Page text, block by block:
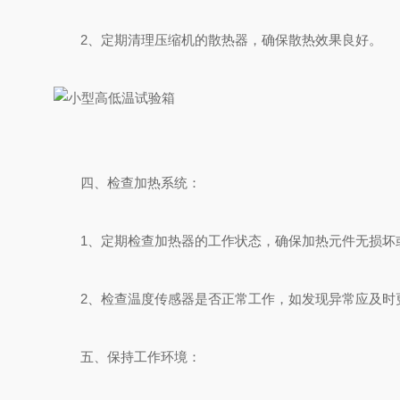
2、定期清理压缩机的散热器，确保散热效果良好。
四、检查加热系统：
1、定期检查加热器的工作状态，确保加热元件无损坏
2、检查温度传感器是否正常工作，如发现异常应及时
五、保持工作环境：